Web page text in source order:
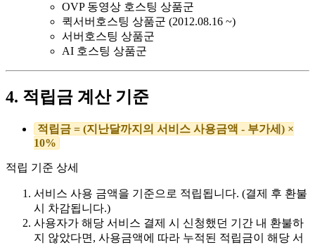
OVP 동영상 호스팅 상품군
퀵서버호스팅 상품군 (2012.08.16 ~)
서버호스팅 상품군
AI 호스팅 상품군
4. 적립금 계산 기준
적립금 = (지난달까지의 서비스 사용금액 - 부가세) ×
10%
적립 기준 상세
서비스 사용 금액을 기준으로 적립됩니다. (결제 후 환불
시 차감됩니다.)
사용자가 해당 서비스 결제 시 신청했던 기간 내 환불하
지 않았다면, 사용금액에 따라 누적된 적립금이 해당 서